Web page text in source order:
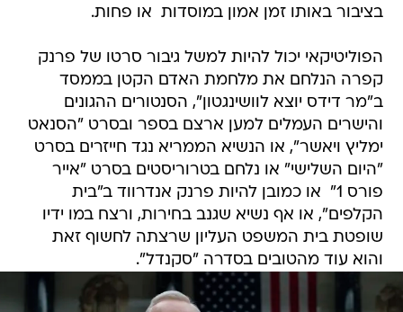
בציבור באותו זמן אמון במוסדות  או פחות.
הפוליטיקאי יכול להיות למשל גיבור סרטו של פרנק
קפרה הנלחם את מלחמת האדם הקטן בממסד
ב"מר דידס יוצא לוושינגטון", הסנטורים ההגונים
והישרים העמלים למען ארצם בספר ובסרט "הסנאט
ימליץ ויאשר", או הנשיא הממריא נגד חייזרים בסרט
"היום השלישי" או נלחם בטרוריסטים בסרט "אייר
פורס 1"  או כמובן להיות פרנק אנדרווד ב"בית
הקלפים", או אף נשיא שגנב בחירות, ורצח במו ידיו
שופטת בית המשפט העליון שרצתה לחשוף זאת 
והוא עוד מהטובים בסדרה "סקנדל".